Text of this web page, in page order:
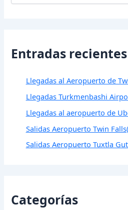
Entradas recientes
Llegadas al Aeropuerto de
Llegadas Turkmenbashi
Llegadas al aeropuerto de
Salidas Aeropuerto Twin
Salidas Aeropuerto Tuxtla
Categorías